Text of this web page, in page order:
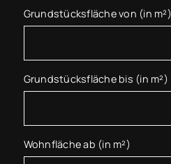
Grundstücksfläche von (in m²)
Grundstücksfläche bis (in m²)
Wohnfläche ab (in m²)